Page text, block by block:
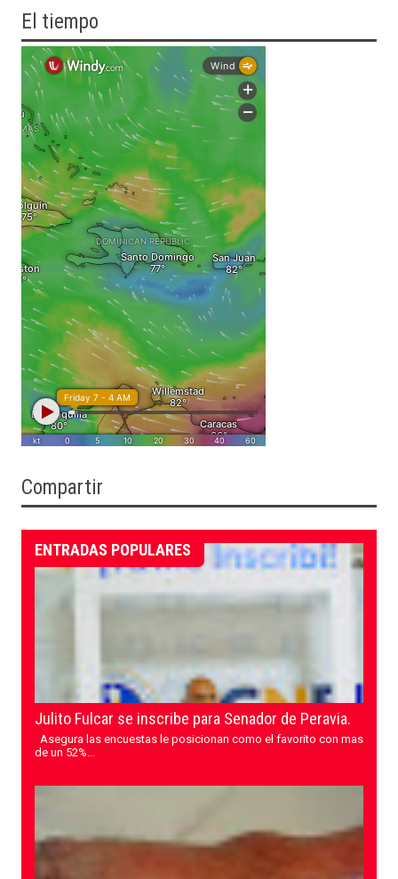
El tiempo
Compartir
ENTRADAS POPULARES
Julito Fulcar se inscribe para Senador de Peravia.
Asegura las encuestas le posicionan como el favorito con mas
de un 52%...